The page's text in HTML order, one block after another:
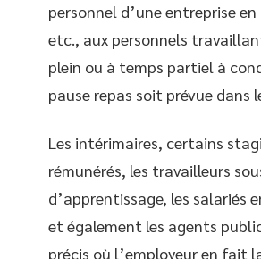
personnel d’une entreprise en
etc., aux personnels
plein ou à temps partiel à
pause repas soit prévue dans
Les intérimaires, certains
rémunérés, les travailleurs
d’apprentissage, les salariés
et également les agents
précis où l’employeur en fait